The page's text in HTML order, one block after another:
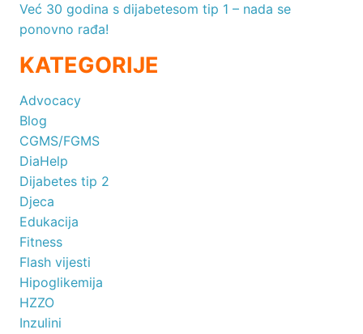
Već 30 godina s dijabetesom tip 1 – nada se
ponovno rađa!
KATEGORIJE
Advocacy
Blog
CGMS/FGMS
DiaHelp
Dijabetes tip 2
Djeca
Edukacija
Fitness
Flash vijesti
Hipoglikemija
HZZO
Inzulini